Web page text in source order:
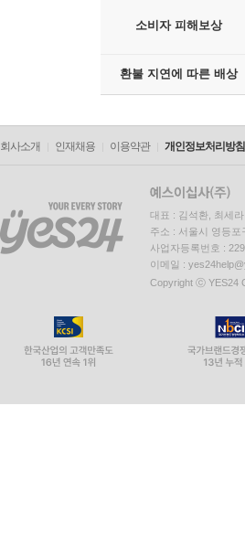
소비자 피해보상
환불 지연에 따른 배상
회사소개 인재채용 이용약관 개인정보처리방침
대표 : 김석환, 최세라
주소 : 서울시 영등
사업자등록번호 :
이메일 :
Copyright ⓒ YES24